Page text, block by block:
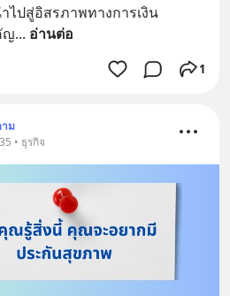
ไปสู่อิสรภาพทางการเงิน
ญ... อ่านต่อ
1
ม
• ธุรกิจ